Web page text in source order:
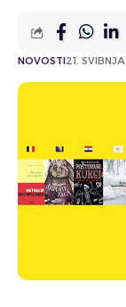
NOVOSTI21.